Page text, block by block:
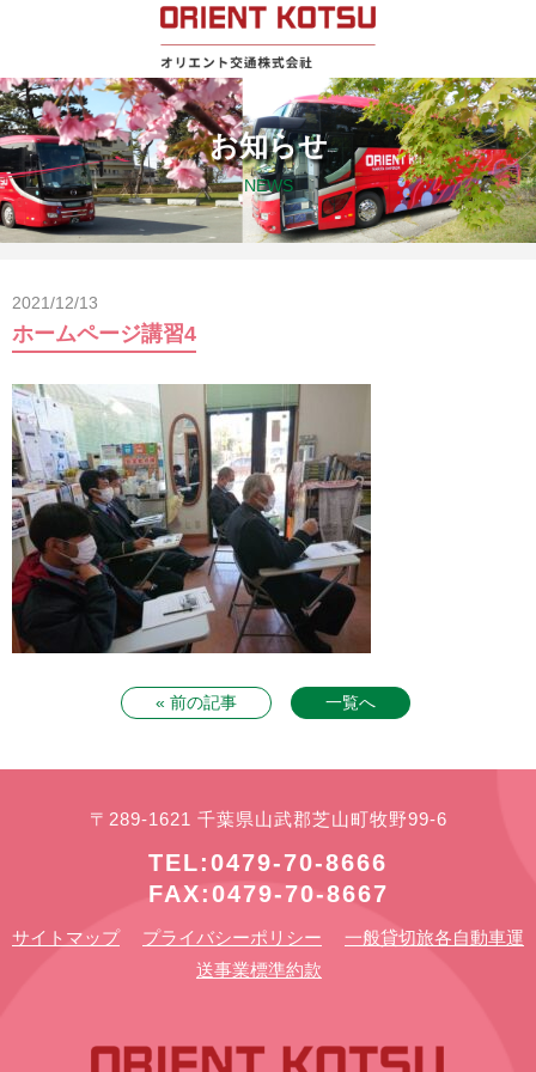
お知らせ
NEWS
2021/12/13
ホームページ講習4
« 前の記事 一覧へ
〒289-1621 千葉県山武郡芝山町牧野99-6
TEL:0479-70-8666
FAX:0479-70-8667
サイトマップ プライバシーポリシー
一般貸切旅各自動車運
送事業標準約款